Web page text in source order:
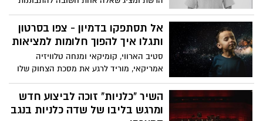
שתחזור עם הגשם שיהיה לי שמח" עברי:
"דווקא מתוך השבר הגדול הזה צמח השיר
אביב, שמנציח חלק מהזכרון שלו בלב של
כולנו".
פנימית מה זה להיות יהודי ? שווה צפייה
אל תסתפקו בדמיון - צפו בסרטון
ותגלו איך להפוך חלומות למציאות
סטיב הארווי, קומיקאי ומנחה טלוויזיה
אמריקאי, מוריד לרגע את מסכת הצחוק שלו
ומסביר בצורה ברורה וממלאת השראה את
משנתו שלו – ״אם תדמיינו, אין זו אגדה״.
השיר "כלניות" זוכה לביצוע חדש
ומרגש בליבו של שדה כלניות בנגב